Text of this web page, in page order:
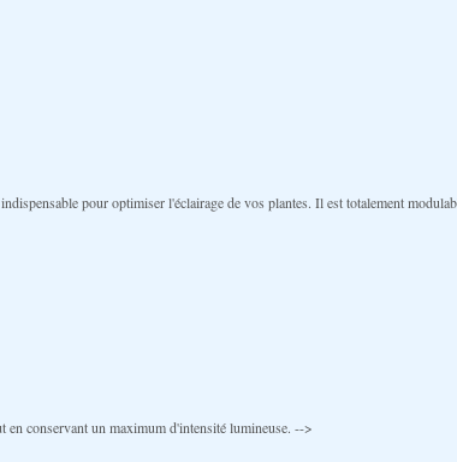
pour optimiser l'éclairage de vos plantes. Il est totalement
conservant un maximum d'intensité lumineuse. -->